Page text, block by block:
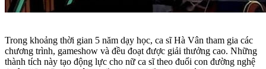
Trong khoảng thời gian 5 năm dạy học, ca sĩ Hà Vân tham gia các
chương trình, gameshow và đều đoạt được giải thưởng cao. Những
thành tích này tạo động lực cho nữ ca sĩ theo đuổi con đường nghệ